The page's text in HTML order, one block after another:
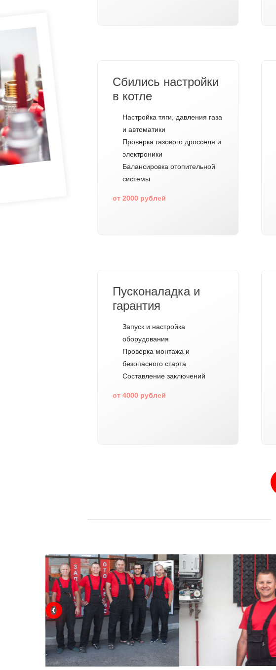
Сбились настройки
в котле
Настройка тяги, давления газа
и автоматики
Проверка газового дросселя и
электроники
Балансировка отопительной
системы
от 2000 рублей
Пусконаладка и
гарантия
Запуск и настройка
оборудования
Проверка монтажа и
безопасного старта
Составление заключений
от 4000 рублей